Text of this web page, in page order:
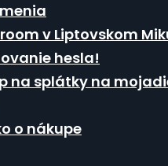
v Liptovskom
hesla!
na splátky na
o nákupe